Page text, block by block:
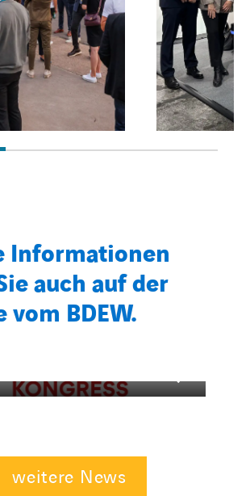
Informationen
auch auf der
vom BDEW.
weitere News